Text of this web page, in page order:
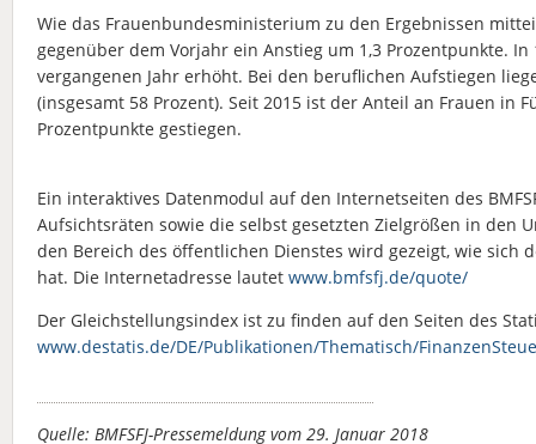
Wie das Frauenbundesministerium zu den Ergebnissen
gegenüber dem Vorjahr ein Anstieg um 1,3 Prozentpunkte.
vergangenen Jahr erhöht. Bei den beruflichen Aufstiegen
(insgesamt 58 Prozent). Seit 2015 ist der Anteil an Frauen
Prozentpunkte gestiegen.
Ein interaktives Datenmodul auf den Internetseiten des
Aufsichtsräten sowie die selbst gesetzten Zielgrößen in den
den Bereich des öffentlichen Dienstes wird gezeigt, wie
hat. Die Internetadresse lautet www.bmfsfj.de/quote/
Der Gleichstellungsindex ist zu finden auf den Seiten des
www.destatis.de/DE/Publikationen/Thematisch/
Quelle: BMFSFJ-Pressemeldung vom 29. Januar 2018